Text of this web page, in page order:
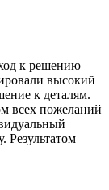
к решению
высокий
к деталям.
всех пожеланий
Результатом